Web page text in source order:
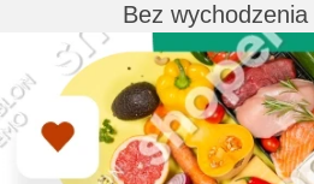
Bez